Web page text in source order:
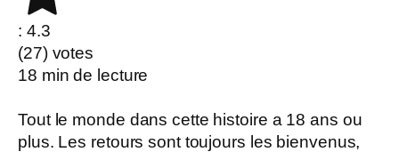
: 4.3
(27) votes
18 min de lecture
Tout le monde dans cette histoire a 18 ans ou
plus. Les retours sont toujours les bienvenus,